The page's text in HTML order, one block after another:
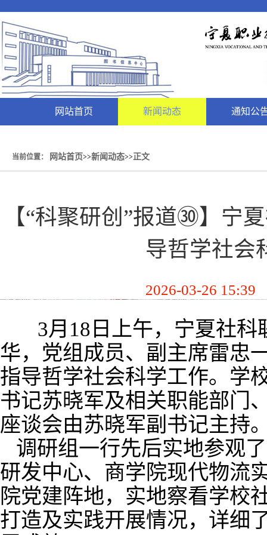
网站首页 新闻动态 通知公
当前位置： 网站首页>>新闻动态>>正文
【“科聚研创”报道㉚】宁
导哲学社会
2026-03-26 15:39
3月 18 日上午， 宁夏社科
华，党组成员、副主席雷忠
指导哲学社会科学工作。 学
书记苏晓军及相关职能部门
座谈会由苏晓军副书记主持
调研组一行先后实地参观
研发中心、商学院现代物流
院党建阵地，实地察看学校
打造及实践开展情况，详细